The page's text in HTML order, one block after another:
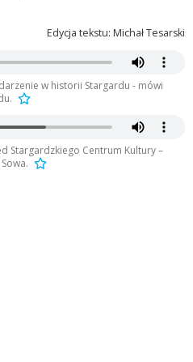
Edycja tekstu: Michał Tesarski
w historii Stargardu - mówi
Stargardzkiego Centrum Kultury –